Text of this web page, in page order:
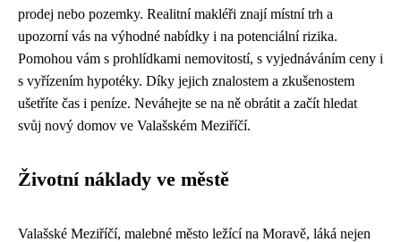
prodej nebo pozemky. Realitní makléři znají místní trh a
upozorní vás na výhodné nabídky i na potenciální rizika.
Pomohou vám s prohlídkami nemovitostí, s vyjednáváním ceny i
s vyřízením hypotéky. Díky jejich znalostem a zkušenostem
ušetříte čas i peníze. Neváhejte se na ně obrátit a začít hledat
svůj nový domov ve Valašském Meziříčí.
Životní náklady ve městě
Valašské Meziříčí, malebné město ležící na Moravě, láká nejen